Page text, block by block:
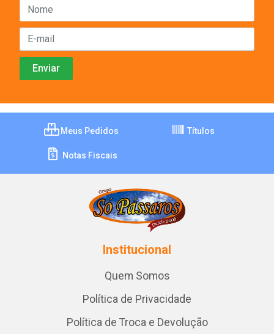
Meus Pedidos Títulos
Notas Fiscais
Institucional
Quem Somos
Política de Privacidade
Política de Troca e Devolução